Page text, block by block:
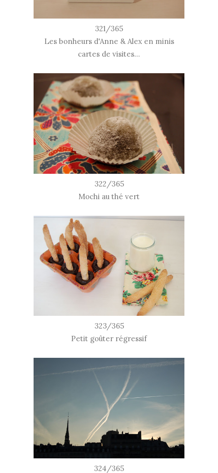
321/365
Les bonheurs d'Anne & Alex en minis
cartes de visites...
322/365
Mochi au thé vert
323/365
Petit goûter régressif
324/365